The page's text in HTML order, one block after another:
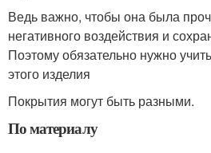
Ведь важно, чтобы она была
негативного воздействия и
Поэтому обязательно нужно
этого изделия
Покрытия могут быть разными.
По материалу